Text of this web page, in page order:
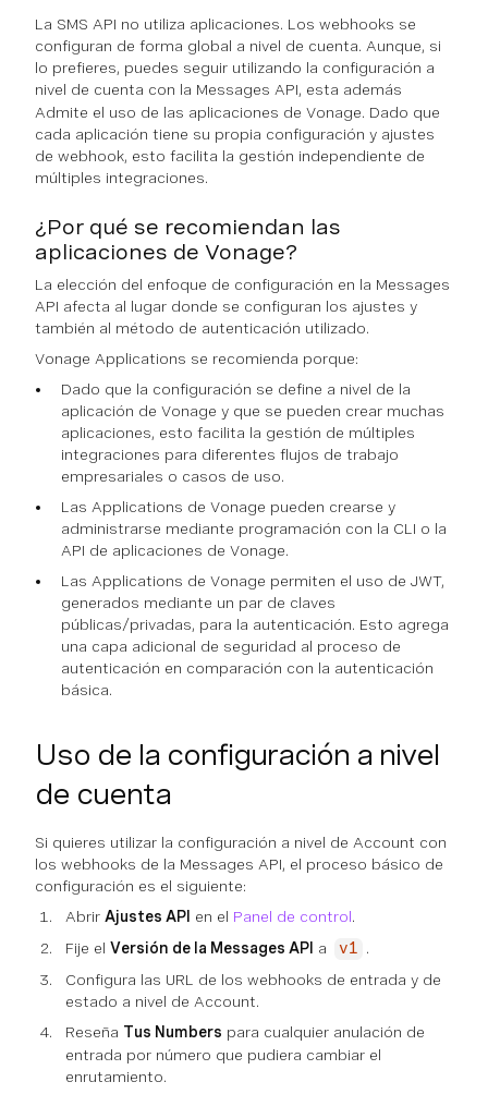
La SMS API no utiliza aplicaciones. Los webhooks se
configuran de forma global a nivel de cuenta. Aunque, si
lo prefieres, puedes seguir utilizando la configuración a
nivel de cuenta con la Messages API, esta además
Admite el uso de las aplicaciones de Vonage. Dado que
cada aplicación tiene su propia configuración y ajustes
de webhook, esto facilita la gestión independiente de
múltiples integraciones.
¿Por qué se recomiendan las
aplicaciones de Vonage?
La elección del enfoque de configuración en la Messages
API afecta al lugar donde se configuran los ajustes y
también al método de autenticación utilizado.
Vonage Applications se recomienda porque:
Dado que la configuración se define a nivel de la
aplicación de Vonage y que se pueden crear muchas
aplicaciones, esto facilita la gestión de múltiples
integraciones para diferentes flujos de trabajo
empresariales o casos de uso.
Las Applications de Vonage pueden crearse y
administrarse mediante programación con la CLI o la
API de aplicaciones de Vonage.
Las Applications de Vonage permiten el uso de JWT,
generados mediante un par de claves
públicas/privadas, para la autenticación. Esto agrega
una capa adicional de seguridad al proceso de
autenticación en comparación con la autenticación
básica.
Uso de la configuración a nivel
de cuenta
Si quieres utilizar la configuración a nivel de Account con
los webhooks de la Messages API, el proceso básico de
configuración es el siguiente:
Abrir Ajustes API en el Panel de control.
Fije el Versión de la Messages API a v1
.
Configura las URL de los webhooks de entrada y de
estado a nivel de Account.
Reseña Tus Numbers para cualquier anulación de
entrada por número que pudiera cambiar el
enrutamiento.